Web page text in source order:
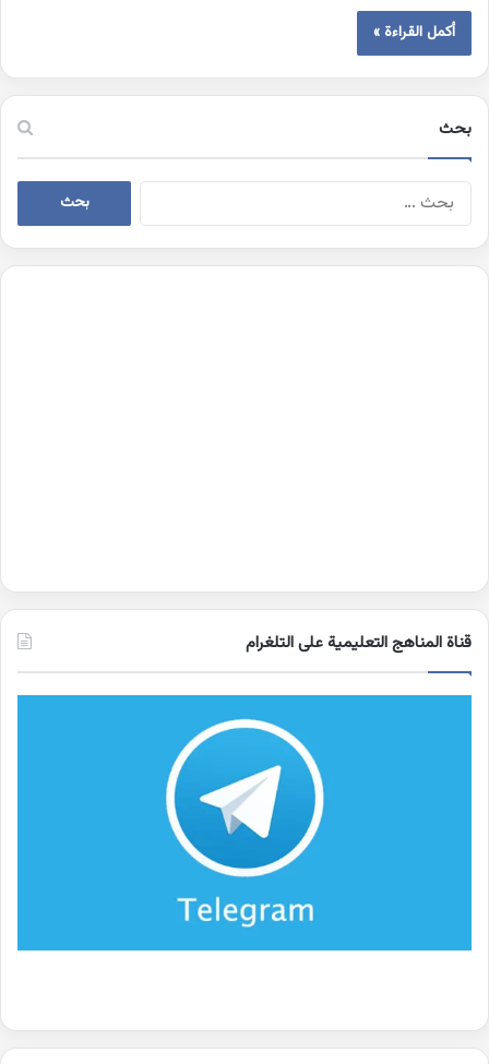
أكمل القراءة »
بحث
البحث
قناة المناهج التعليمية على التلغرام